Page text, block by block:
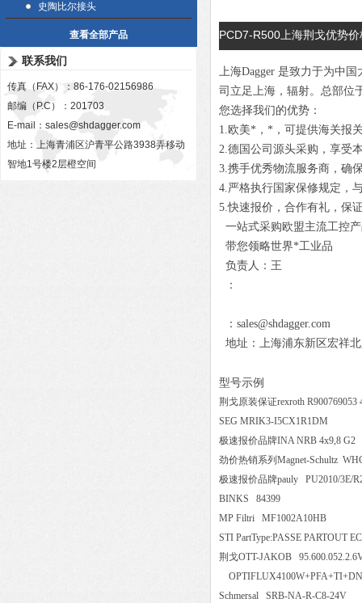
史陶比尔接头
查看全部产品
联系我们
传真（FAX）：86-176-02156986
邮编（P.C）：201703
E-mail： sales@shdagger.com
地址：上海青浦区沪青平公路3938弄移动
智地1号楼2层橙空间
PCD7-R500上海荆戈优势
上海Dagger 是致力于为中
司立足上海，辐射。总部位
您选择我们的优势：
1.欧美*，*，可提供海关报
2.德国公司源头采购，享受
3.携手优秀物流服务商，确
4.严格执行国家保修规定，
5.快速报价，合作有礼，保
一站式采购欧盟主流工控
带您领略世界*工业品
负责人：王
：
：sales@shdagger.com
地址：上海浦东新区宏祥
型号示例
荆戈原装保证rexroth
SEG MRIK3-I5CX1R1DM
极速报价品牌INA NRB
劲价热销系列Magnet-Schultz
极速报价品牌pauly PU2010/
BINKS 84399
MP Filtri MF1002A10HB
STI PartType:PASSE PARTOUT
荆戈OTT-JAKOB
Schmersal SRB-NA-R-C8-